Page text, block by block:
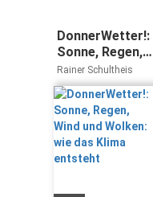
DonnerWetter!:
Sonne, Regen,
Wind und
Wolken: wie das
Klima entsteht
Rainer Schultheis